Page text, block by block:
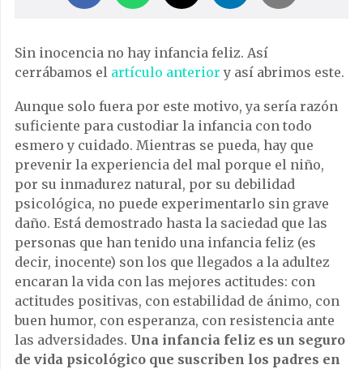
Sin inocencia no hay infancia feliz. Así
cerrábamos el artículo anterior y así abrimos este.
Aunque solo fuera por este motivo, ya sería razón
suficiente para custodiar la infancia con todo
esmero y cuidado. Mientras se pueda, hay que
prevenir la experiencia del mal porque el niño,
por su inmadurez natural, por su debilidad
psicológica, no puede experimentarlo sin grave
daño. Está demostrado hasta la saciedad que las
personas que han tenido una infancia feliz (es
decir, inocente) son los que llegados a la adultez
encaran la vida con las mejores actitudes: con
actitudes positivas, con estabilidad de ánimo, con
buen humor, con esperanza, con resistencia ante
las adversidades. Una infancia feliz es un seguro
de vida psicológico que suscriben los padres en